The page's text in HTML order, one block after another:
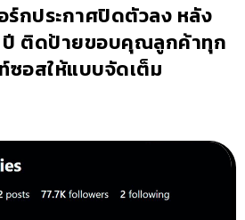
ร์กประกาศปิดตัวลง หลัง
ปี ติดป้ายขอบคุณลูกค้าทุก
ซอสให้แบบจัดเต็ม